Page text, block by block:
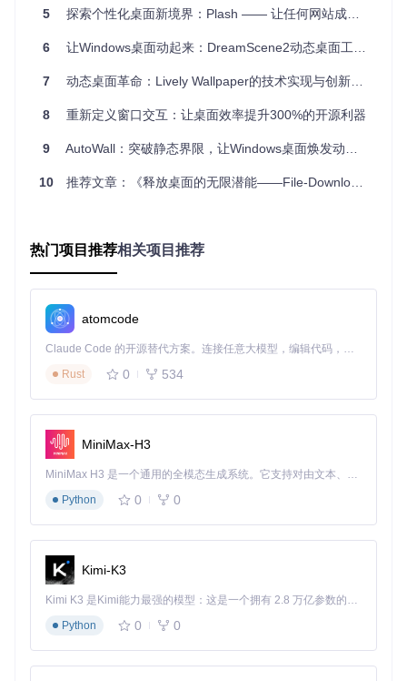
解析屏幕内容
任务
图像和文本信息，这是实现跨应用无代码自动化的关键。
环境部署（3分钟完成）
访问项目仓库：
tHub_Trending/ui/UI-TARS-desktop
按照操作系统选择对应安装包
💡首次安装提示：macOS用户需注意安全设置中的"允许来自
任何来源的应用"选项，确保应用能正常启动。
模型配置（零代码设置）
无需编程知识，通过图形界面即可完成核心配置：
VLM模型配置界面显示了模型提供商、基础URL和API密钥等
设置项，智能助手通过这些参数连接到视觉语言模型服务
点击左侧"Settings"进入配置界面
选择模型提供商（如火山引擎、HuggingFace等）
5 探索个性化桌面新境界：Plash —— 让任何网站成为你的Mac壁纸
6 让Windows桌面动起来：DreamScene2动态桌面工具全方位应用指南
7 动态桌面革命：Lively Wallpaper的技术实现与创新应用
8 重新定义窗口交互：让桌面效率提升300%的开源利器
9 AutoWall：突破静态界限，让Windows桌面焕发动态生机
10 推荐文章：《释放桌面的无限潜能——File-Downloads-Automator》
热门项目推荐相关项目推荐
atomcode
Claude Code 的开源替代方案。连接任意大模型，编辑代码，运行命令，自动验证 — 全自动执行。用 Rust 构建，极致性能。 ｜ An open-source alternative to Claude Code. Connect any LLM, edit code, run commands, and verify changes — autonomously. Built in Rust for speed. Get Started
Rust
0 534
MiniMax-H3
MiniMax H3 是一个通用的全模态生成系统。它支持对由文本、图像、视频和音频组成的多模态上下文进行统一理解，并能生成分辨率高达 2K、时长可达 15 秒的带原生立体声音频的视频。得益于面向任务泛化的系统设计，H3 在预训练阶段就已具备广泛的多模态上下文理解与生成能力，能够出色地执行复杂的多模态指令。
Python
0 0
Kimi-K3
Kimi K3 是Kimi能力最强的模型：这是一个拥有 2.8 万亿参数的混合专家（MoE）模型，具备原生视觉理解能力，并支持 100 万 token 的上下文窗口。
Python
0 0